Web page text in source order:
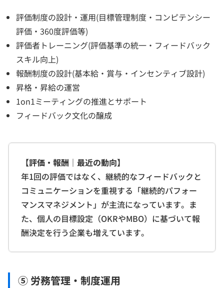
評価制度の設計・運用(目標管理制度・コンピテンシー
評価・360度評価等)
評価者トレーニング(評価基準の統一・フィードバック
スキル向上)
報酬制度の設計(基本給・賞与・インセンティブ設計)
昇格・昇給の運営
1on1ミーティングの推進とサポート
フィードバック文化の醸成
【評価・報酬｜最近の動向】
年1回の評価ではなく、継続的なフィードバックと
コミュニケーションを重視する「継続的パフォー
マンスマネジメント」が主流になっています。ま
た、個人の目標設定（OKRやMBO）に基づいて報
酬決定を行う企業も増えています。
⑤ 労務管理・制度運用